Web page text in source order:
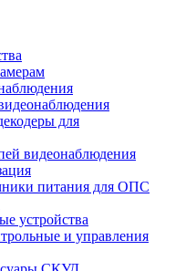
для
видеонаблюдения
питания для ОПС
устройства
и управления